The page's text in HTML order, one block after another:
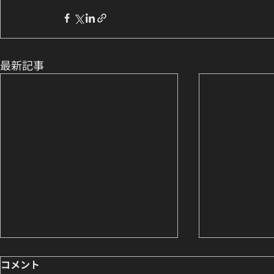
最新記事
コメント